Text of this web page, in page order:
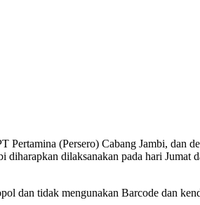
Pertamina (Persero) Cabang Jambi, dan
dilaksanakan pada hari
tidak mengunakan Barcode dan